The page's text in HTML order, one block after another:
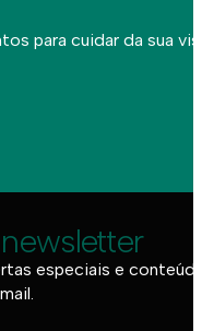
para cuidar da sua
especiais e